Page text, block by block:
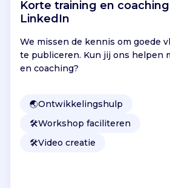
o
m
Gebrek aan
aandacht: Er
is te weinig
pedagogische
relatie tussen
kinderen en
natuur.
Beperkt
Korte training en
LinkedIn
We missen de kennis om goede
te publiceren. Kun jij ons helpen
en coaching?
🌏Ontwikkelingshulp
🛠️Workshop faciliteren
🛠️Video creatie